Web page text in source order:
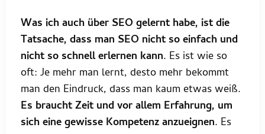
Was ich auch über SEO gelernt habe, ist die
Tatsache, dass man SEO nicht so einfach und
nicht so schnell erlernen kann. Es ist wie so
oft: Je mehr man lernt, desto mehr bekommt
man den Eindruck, dass man kaum etwas weiß.
Es braucht Zeit und vor allem Erfahrung, um
sich eine gewisse Kompetenz anzueignen. Es